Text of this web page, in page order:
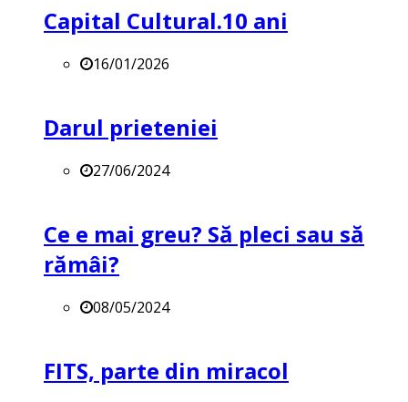
Capital Cultural.10 ani
16/01/2026
Darul prieteniei
27/06/2024
Ce e mai greu? Să pleci sau să
rămâi?
08/05/2024
FITS, parte din miracol